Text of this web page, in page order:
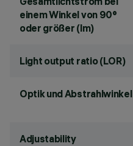
einem Winkel von 90°
oder größer (lm)
Light output ratio (LOR)
Optik und Abstrahlwinkel
Adjustability